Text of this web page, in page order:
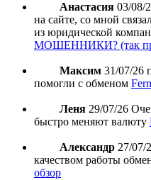
Анастасия 03/08/
на сайте, со мной
из юридической
МОШЕННИКИ? (так
Максим 31/07/26
помогли с обменом
Леня 29/07/26
быстро меняют валюту
Александр 27/07/
качеством работы
обзор